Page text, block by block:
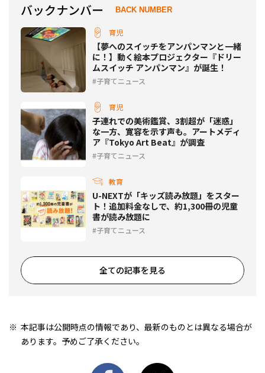
バックナンバー BACK NUMBER
育児
【夢へのスイッチをアンパンマンと一緒
に！】動く絵本プロジェクター『ドリー
ムスイッチ アンパンマン』が誕生！
子育てニュース
育児
子連れでの美術鑑賞、3割超が「迷惑」
な一方、寛容を示す声も。アートメディ
ア『Tokyo Art Beat』が調査
子育てニュース
教育
U-NEXTが「キッズ読み放題」をスター
ト！追加料金なしで、約1,300冊の児童
書が読み放題に
子育てニュース
全ての記事を見る
本記事は公開時点の情報であり、最新のものとは異なる場合が
あります。予めご了承ください。